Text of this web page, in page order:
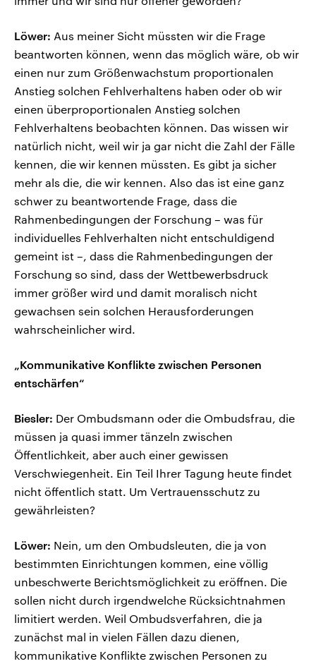
Löwer: Aus meiner Sicht müssten wir die Frage
beantworten können, wenn das möglich wäre, ob wir
einen nur zum Größenwachstum proportionalen
Anstieg solchen Fehlverhaltens haben oder ob wir
einen überproportionalen Anstieg solchen
Fehlverhaltens beobachten können. Das wissen wir
natürlich nicht, weil wir ja gar nicht die Zahl der Fälle
kennen, die wir kennen müssten. Es gibt ja sicher
mehr als die, die wir kennen. Also das ist eine ganz
schwer zu beantwortende Frage, dass die
Rahmenbedingungen der Forschung – was für
individuelles Fehlverhalten nicht entschuldigend
gemeint ist –, dass die Rahmenbedingungen der
Forschung so sind, dass der Wettbewerbsdruck
immer größer wird und damit moralisch nicht
gewachsen sein solchen Herausforderungen
wahrscheinlicher wird.
„Kommunikative Konflikte zwischen Personen
entschärfen“
Biesler: Der Ombudsmann oder die Ombudsfrau, die
müssen ja quasi immer tänzeln zwischen
Öffentlichkeit, aber auch einer gewissen
Verschwiegenheit. Ein Teil Ihrer Tagung heute findet
nicht öffentlich statt. Um Vertrauensschutz zu
gewährleisten?
Löwer: Nein, um den Ombudsleuten, die ja von
bestimmten Einrichtungen kommen, eine völlig
unbeschwerte Berichtsmöglichkeit zu eröffnen. Die
sollen nicht durch irgendwelche Rücksichtnahmen
limitiert werden. Weil Ombudsverfahren, die ja
zunächst mal in vielen Fällen dazu dienen,
kommunikative Konflikte zwischen Personen zu